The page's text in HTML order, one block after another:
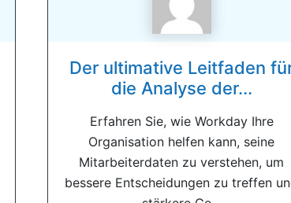
Der ultimative Leitfaden
die Analyse der...
Erfahren Sie, wie Workday Ihre
Organisation helfen kann, seine
Mitarbeiterdaten zu verstehen, um
bessere Entscheidungen zu treffen